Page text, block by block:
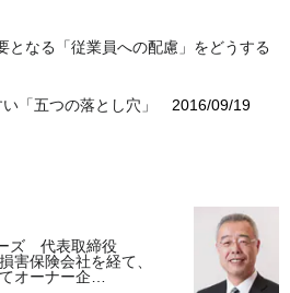
となる「従業員への配慮」をどうする
「五つの落とし穴」 2016/09/19
ズ 代表取締役
害保険会社を経て、
オーナー企…